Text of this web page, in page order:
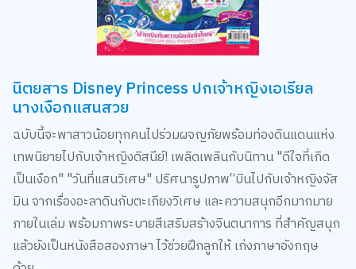
นิตยสาร Disney Princess ปกเจ้าหญิงเอเรียล
นางเงือกแสนสวย
ฉบับนี้จะพาสาวน้อยทุกคนไปร่วมผจญภัยพร้อมท่องดินแดนแห่ง
เทพนิยายไปกับเจ้าหญิงดิสนีย์! เพลิดเพลินกับนิทาน "ดีใจที่เกิด
เป็นเงือก" "วันที่แสนวิเศษ" ปริศนารูปภาพ“บินไปกับเจ้าหญิงจัส
มิน จากเรื่องอะลาดินกับตะเกียงวิเศษ และความสนุกอีกมากมาย
ภายในเล่ม พร้อมภาพระบายสีเสริมสร้างจินตนาการ ที่สำคัญสนุก
แล้วยังเป็นหนังสือสองภาษา ไว้ช่วยฝึกลูกให้ เก่งภาษาอังกฤษ
ด้วย